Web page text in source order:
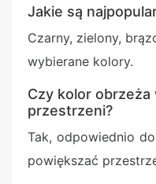
Jakie są
Czarny, zielony,
wybierane kolory.
Czy kolor obrzeża
przestrzeni?
Tak, odpowiednio
powiększać